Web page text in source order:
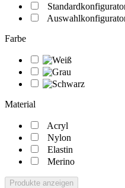
Farbe
Material
Acryl
Nylon
Elastin
Merino
Produkte anzeigen